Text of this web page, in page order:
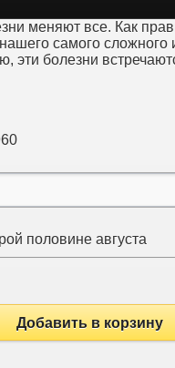
меняют все. Как
самого сложного
эти болезни
половине августа
Добавить в корзину